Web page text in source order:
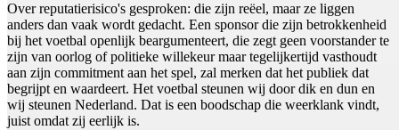
Over reputatierisico's gesproken: die zijn reëel, maar ze liggen
anders dan vaak wordt gedacht. Een sponsor die zijn betrokkenheid
bij het voetbal openlijk beargumenteert, die zegt geen voorstander te
zijn van oorlog of politieke willekeur maar tegelijkertijd vasthoudt
aan zijn commitment aan het spel, zal merken dat het publiek dat
begrijpt en waardeert. Het voetbal steunen wij door dik en dun en
wij steunen Nederland. Dat is een boodschap die weerklank vindt,
juist omdat zij eerlijk is.